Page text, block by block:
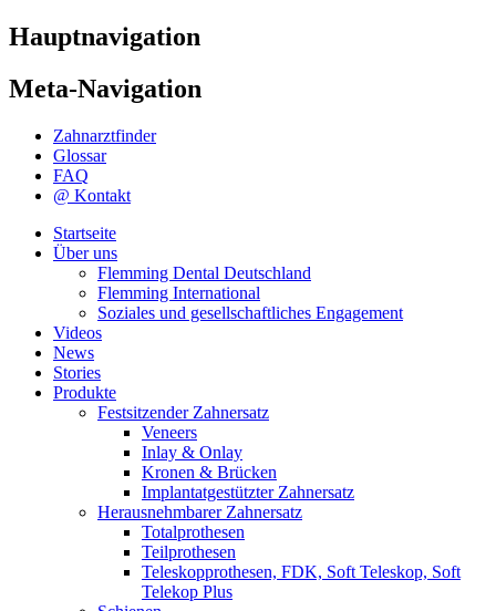
Hauptnavigation
Meta-Navigation
Zahnarztfinder
Glossar
FAQ
@ Kontakt
Startseite
Über uns
Flemming Dental Deutschland
Flemming International
Soziales und gesellschaftliches Engagement
Videos
News
Stories
Produkte
Festsitzender Zahnersatz
Veneers
Inlay & Onlay
Kronen & Brücken
Implantatgestützter Zahnersatz
Herausnehmbarer Zahnersatz
Totalprothesen
Teilprothesen
Teleskopprothesen, FDK, Soft Teleskop, Soft
Telekop Plus